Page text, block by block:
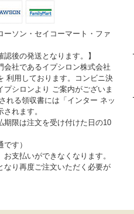
ーソン・セイコーマート・ファ
認後の発送となります。】
会社であるイプシロン株式会社
利用しております。コンビニ決
プシロンより ご案内がございま
れる領収書には「インター ネッ
れます。
限は注文を受け付けた日の10
です）
支払いができなくなります。
なり再度ご注文いただく必要が